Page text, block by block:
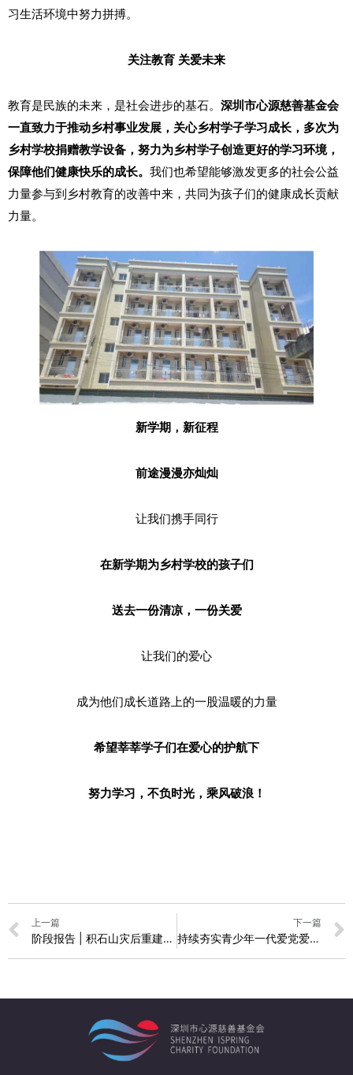
习生活环境中努力拼搏。
关注教育 关爱未来
教育是民族的未来，是社会进步的基石。 深圳市心源慈善基金会
一直致力于推动乡村事业发展，关心乡村学子学习成长，多次为
乡村学校捐赠教学设备，努力为乡村学子创造更好的学习环境，
保障他们健康快乐的成长。 我们也希望能够激发更多的社会公益
力量参与到乡村教育的改善中来，共同为孩子们的健康成长贡献
力量。
新学期，新征程
前途漫漫亦灿灿
让我们携手同行
在新学期为乡村学校的孩子们
送去一份清凉，一份关爱
让我们的爱心
成为他们成长道路上的一股温暖的力量
希望莘莘学子们在爱心的护航下
努力学习，不负时光，乘风破浪！
上一篇
阶段报告 | 积石山灾后重建：活力半边天-妇女赋能项目进展报告(2024年7-8月)
下一篇
持续夯实青少年一代爱党爱国爱社会主义的思想根基